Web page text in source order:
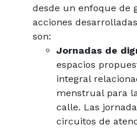
desde un enfoque de
acciones
son:
Jornadas de
espacios
integral
menstrual para
calle. Las
circuitos de